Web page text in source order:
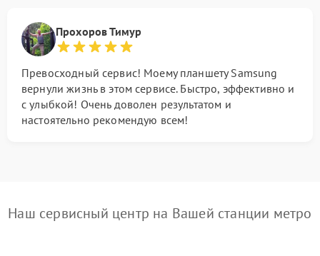
Прохоров Тимур
Превосходный сервис! Моему планшету Samsung
вернули жизнь в этом сервисе. Быстро, эффективно и
с улыбкой! Очень доволен результатом и
настоятельно рекомендую всем!
Наш сервисный центр на Вашей станции метро